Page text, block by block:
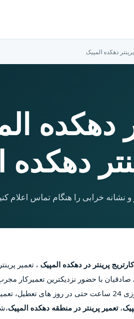
دهکده المپیک
دهکده
دهکده
نشانه خرابی را هنگام تماس اعلام
پرینتر در دهکده المپیک ، تعمیر
آقای صادقیان با حضور نزدیکترین
، تعمیر پرینتر در منطقه دهکده المپیک